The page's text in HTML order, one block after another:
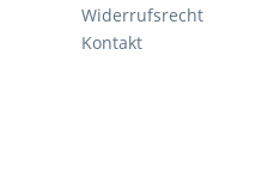
Widerrufsrecht
Kontakt